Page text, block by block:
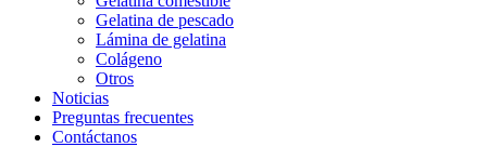
Gelatina de pescado
Lámina de gelatina
Colágeno
Otros
Noticias
Preguntas frecuentes
Contáctanos